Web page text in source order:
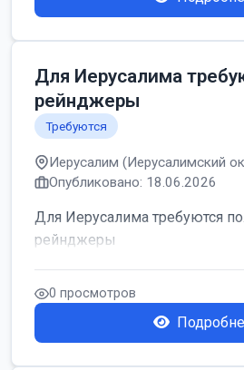
Для Иерусалима
рейнджеры
Требуются
Иерусалим (Иерусалимский
Опубликовано: 18.06.2026
Для Иерусалима требуются
рейнджеры
0 просмотров